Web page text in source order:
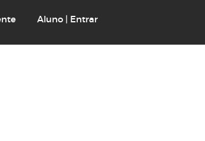
Aluno | Entrar